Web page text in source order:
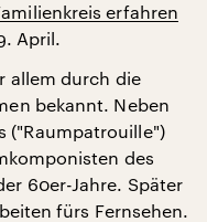
erfahren
April.
allem durch die
bekannt. Neben
("Raumpatrouille")
des
60er-Jahre. Später
fürs Fernsehen.